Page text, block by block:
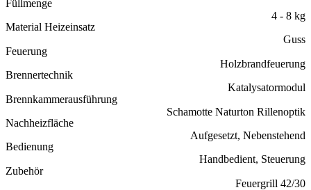
Füllmenge
4 - 8 kg
Material Heizeinsatz
Guss
Feuerung
Holzbrandfeuerung
Brennertechnik
Katalysatormodul
Brennkammerausführung
Schamotte Naturton Rillenoptik
Nachheizfläche
Aufgesetzt, Nebenstehend
Bedienung
Handbedient, Steuerung
Zubehör
Feuergrill 42/30